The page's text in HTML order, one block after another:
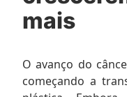
mais
O avanço do
começando a